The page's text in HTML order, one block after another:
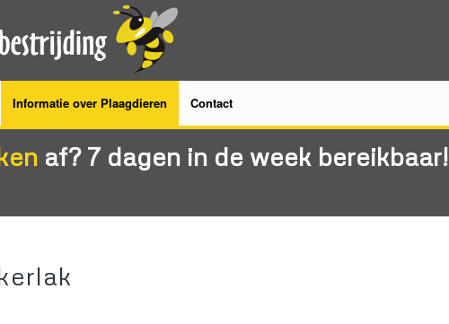
Informatie over Plaagdieren Contact
af?7 dagen in de week bereikbaar!